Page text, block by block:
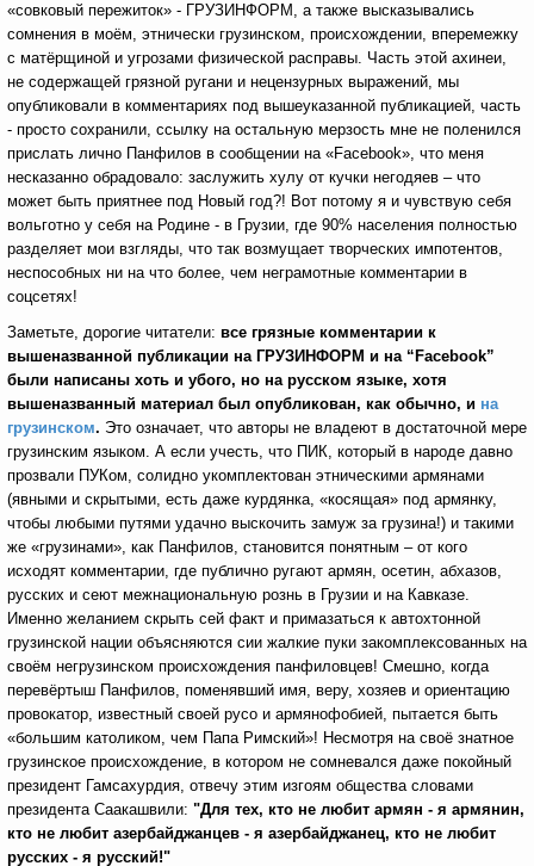
«совковый пережиток» - ГРУЗИНФОРМ, а также высказывались
сомнения в моём, этнически грузинском, происхождении, вперемежку
с матёрщиной и угрозами физической расправы. Часть этой ахинеи,
не содержащей грязной ругани и нецензурных выражений, мы
опубликовали в комментариях под вышеуказанной публикацией, часть
- просто сохранили, ссылку на остальную мерзость мне не поленился
прислать лично Панфилов в сообщении на «Facebook», что меня
несказанно обрадовало: заслужить хулу от кучки негодяев – что
может быть приятнее под Новый год?! Вот потому я и чувствую себя
вольготно у себя на Родине - в Грузии, где 90% населения полностью
разделяет мои взгляды, что так возмущает творческих импотентов,
неспособных ни на что более, чем неграмотные комментарии в
соцсетях!
Заметьте, дорогие читатели: все грязные комментарии к
вышеназванной публикации на ГРУЗИНФОРМ и на “ Facebook”
были написаны хоть и убого, но на русском языке, хотя
вышеназванный материал был опубликован, как обычно, и на
грузинском. Это означает, что авторы не владеют в достаточной мере
грузинским языком. А если учесть, что ПИК, который в народе давно
прозвали ПУКом, солидно укомплектован этническими армянами
(явными и скрытыми, есть даже курдянка, «косящая» под армянку,
чтобы любыми путями удачно выскочить замуж за грузина!) и такими
же «грузинами», как Панфилов, становится понятным – от кого
исходят комментарии, где публично ругают армян, осетин, абхазов,
русских и сеют межнациональную рознь в Грузии и на Кавказе.
Именно желанием скрыть сей факт и примазаться к автохтонной
грузинской нации объясняются сии жалкие пуки закомплексованных на
своём негрузинском происхождения панфиловцев! Смешно, когда
перевёртыш Панфилов, поменявший имя, веру, хозяев и ориентацию
провокатор, известный своей русо и армянофобией, пытается быть
«большим католиком, чем Папа Римский»! Несмотря на своё знатное
грузинское происхождение, в котором не сомневался даже покойный
президент Гамсахурдия, отвечу этим изгоям общества словами
президента Саакашвили: "Для тех, кто не любит армян - я армянин,
кто не любит азербайджанцев - я азербайджанец, кто не любит
русских - я русский!"